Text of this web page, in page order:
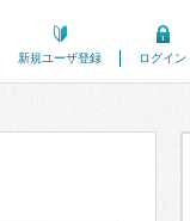
新規ユーザ登録 ログイン